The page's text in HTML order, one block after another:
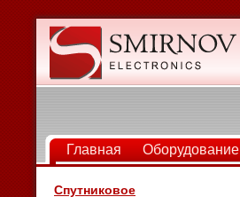
Главная Оборудование
Спутниковое